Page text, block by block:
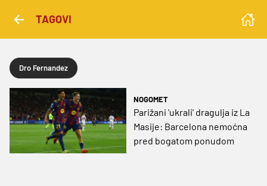
TAGOVI
Dro Fernandez
NOGOMET
Parižani 'ukrali' dragulja iz La
Masije: Barcelona nemoćna
pred bogatom ponudom